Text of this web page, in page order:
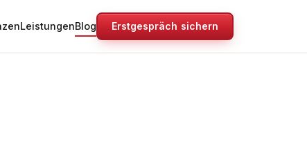
LeistungenBlog Erstgespräch sichern